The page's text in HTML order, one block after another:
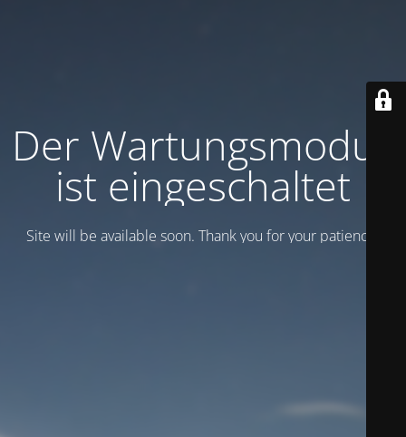
Der Wartungsmodus
ist eingeschaltet
Site will be available soon. Thank you for your patience!